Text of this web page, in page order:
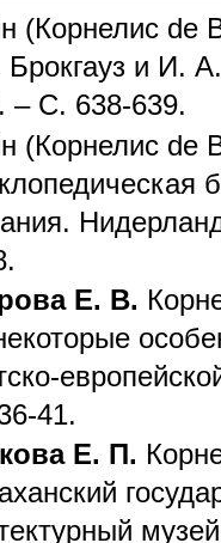
(Корнелис de
и И.
– С. 638-639.
(Корнелис de
Е. В.
41.
Е. П.